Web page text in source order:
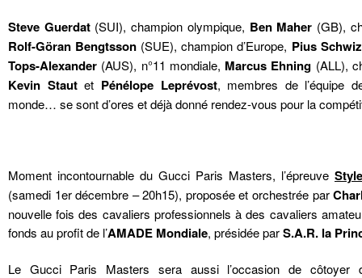
Steve Guerdat(SUI), champion olympique, Ben Maher (GB),
Rolf-Göran Bengtsson (SUE), champion d’Europe, Pius
Tops-Alexander (AUS), n°11 mondiale, Marcus Ehning (ALL),
Kevin Stautet Pénélope Leprévost, membres de l’équipe
monde… se sont d’ores et déjà donné rendez-vous pour la
Moment incontournable du Gucci Paris Masters, l’épreuve
(samedi 1er décembre – 20h15), proposée et orchestrée par
nouvelle fois des cavaliers professionnels à des cavaliers
fonds au profit de l’AMADE Mondiale, présidée parS.A.R. la
Le Gucci Paris Masters sera aussi l’occasion de côtoyer